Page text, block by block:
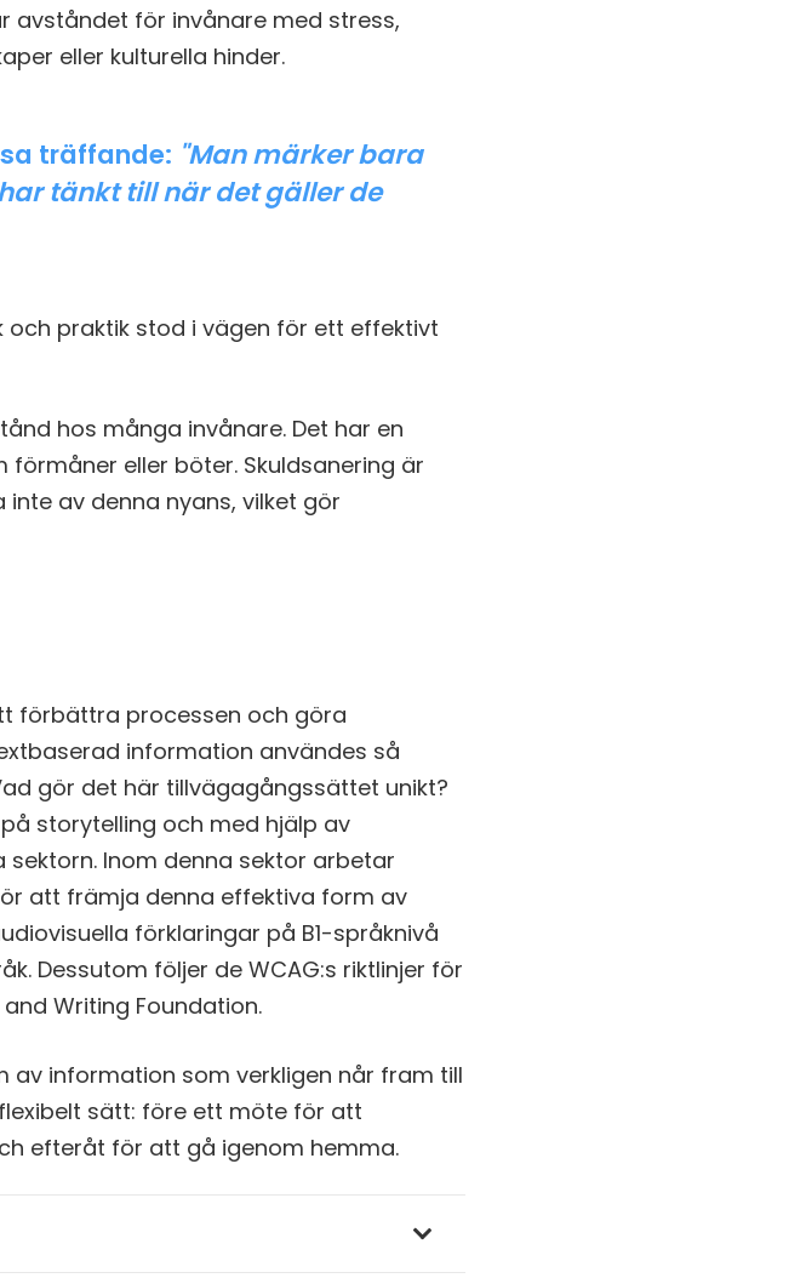
avståndet för invånare med stress,
eller kulturella hinder.
träffande: "Man märker bara
tänkt till när det gäller de
och praktik stod i vägen för ett effektivt
hos många invånare. Det har en
eller böter. Skuldsanering är
av denna nyans, vilket gör
förbättra processen och göra
information användes så
gör det här tillvägagångssättet unikt?
storytelling och med hjälp av
Inom denna sektor arbetar
att främja denna effektiva form av
förklaringar på B1-språknivå
Dessutom följer de WCAG:s riktlinjer för
Writing Foundation.
av information som verkligen når fram till
sätt: före ett möte för att
efteråt för att gå igenom hemma.